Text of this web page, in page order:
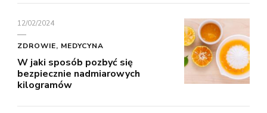
12/02/2024
ZDROWIE, MEDYCYNA
W jaki sposób pozbyć się
bezpiecznie nadmiarowych
kilogramów